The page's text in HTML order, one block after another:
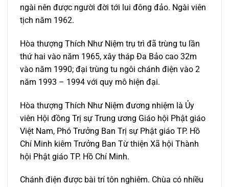
ngài nên được người đời tới lui đông đảo. Ngài viên
tịch năm 1962.
Hòa thượng Thích Như Niệm trụ trì đã trùng tu lần
thứ hai vào năm 1965, xây tháp Đa Bảo cao 32m
vào năm 1990; đại trùng tu ngôi chánh điện vào 2
năm 1993 – 1994 với quy mô hiện đại.
Hòa thượng Thích Như Niệm đương nhiệm là Ủy
viên Hội đồng Trị sự Trung ương Giáo hội Phật giáo
Việt Nam, Phó Trưởng Ban Trị sự Phật giáo TP. Hồ
Chí Minh kiêm Trưởng Ban Từ thiện Xã hội Thành
hội Phật giáo TP. Hồ Chí Minh.
Chánh điện được bài trí tôn nghiêm. Chùa có nhiều